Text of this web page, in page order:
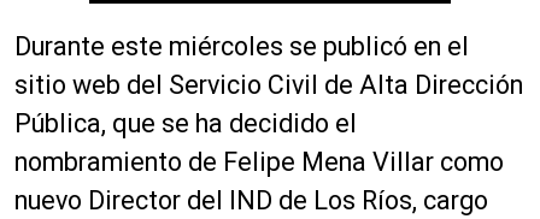
Durante este miércoles se publicó en el
sitio web del Servicio Civil de Alta Dirección
Pública, que se ha decidido el
nombramiento de Felipe Mena Villar como
nuevo Director del IND de Los Ríos, cargo